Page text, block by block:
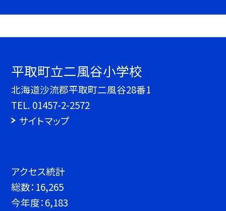
平取町立二風谷小学校
北海道沙流郡平取町二風谷28番1
TEL. 01457-2-2572
サイトマップ
アクセス統計
総数： 16,265
今年度：6,183